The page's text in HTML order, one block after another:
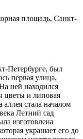
площадь, Санкт-
Петербурге, был
первая улица,
ней находился
цветы и липовая
стала началом
Летний сад
изготовлена
украшает его до